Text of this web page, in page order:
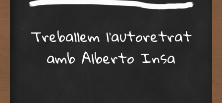
Treballem l’autoretrat
amb Alberto Insa